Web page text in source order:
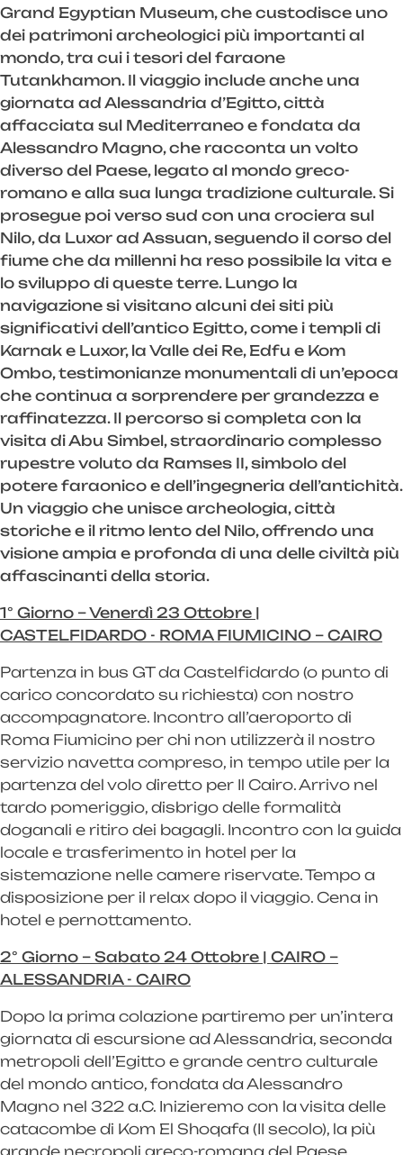
Grand Egyptian Museum, che custodisce uno
dei patrimoni archeologici più importanti al
mondo, tra cui i tesori del faraone
Tutankhamon. Il viaggio include anche una
giornata ad Alessandria d’Egitto, città
affacciata sul Mediterraneo e fondata da
Alessandro Magno, che racconta un volto
diverso del Paese, legato al mondo greco-
romano e alla sua lunga tradizione culturale. Si
prosegue poi verso sud con una crociera sul
Nilo, da Luxor ad Assuan, seguendo il corso del
fiume che da millenni ha reso possibile la vita e
lo sviluppo di queste terre. Lungo la
navigazione si visitano alcuni dei siti più
significativi dell’antico Egitto, come i templi di
Karnak e Luxor, la Valle dei Re, Edfu e Kom
Ombo, testimonianze monumentali di un’epoca
che continua a sorprendere per grandezza e
raffinatezza. Il percorso si completa con la
visita di Abu Simbel, straordinario complesso
rupestre voluto da Ramses II, simbolo del
potere faraonico e dell’ingegneria dell’antichità.
Un viaggio che unisce archeologia, città
storiche e il ritmo lento del Nilo, offrendo una
visione ampia e profonda di una delle civiltà più
affascinanti della storia.
1° Giorno – Venerdì 23 Ottobre |
CASTELFIDARDO - ROMA FIUMICINO – CAIRO
Partenza in bus GT da Castelfidardo (o punto di
carico concordato su richiesta) con nostro
accompagnatore. Incontro all’aeroporto di
Roma Fiumicino per chi non utilizzerà il nostro
servizio navetta compreso, in tempo utile per la
partenza del volo diretto per Il Cairo. Arrivo nel
tardo pomeriggio, disbrigo delle formalità
doganali e ritiro dei bagagli. Incontro con la guida
locale e trasferimento in hotel per la
sistemazione nelle camere riservate. Tempo a
disposizione per il relax dopo il viaggio. Cena in
hotel e pernottamento.
2° Giorno – Sabato 24 Ottobre | CAIRO –
ALESSANDRIA - CAIRO
Dopo la prima colazione partiremo per un’intera
giornata di escursione ad Alessandria, seconda
metropoli dell’Egitto e grande centro culturale
del mondo antico, fondata da Alessandro
Magno nel 322 a.C. Inizieremo con la visita delle
catacombe di Kom El Shoqafa (II secolo), la più
grande necropoli greco-romana del Paese,